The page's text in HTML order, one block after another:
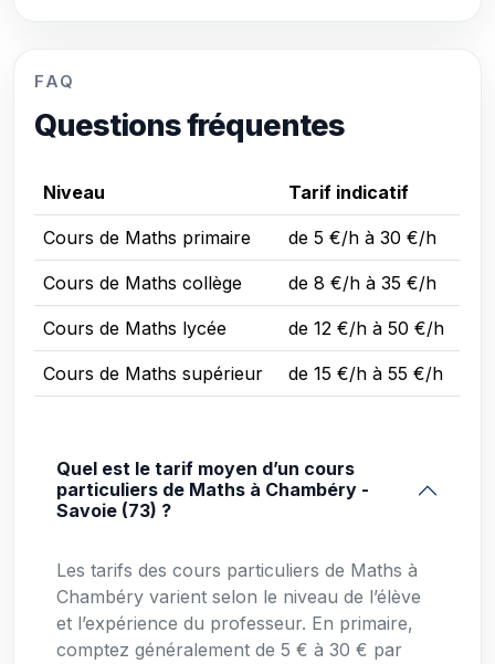
FAQ
Questions fréquentes
Niveau Tarif indicatif
Cours de Maths primaire de 5 €/h à 30 €/h
Cours de Maths collège de 8 €/h à 35 €/h
Cours de Maths lycée de 12 €/h à 50 €/h
Cours de Maths supérieur de 15 €/h à 55 €/h
Quel est le tarif moyen d’un cours
particuliers de Maths à Chambéry -
Savoie (73) ?
Les tarifs des cours particuliers de Maths à
Chambéry varient selon le niveau de l’élève
et l’expérience du professeur. En primaire,
comptez généralement de 5 € à 30 € par